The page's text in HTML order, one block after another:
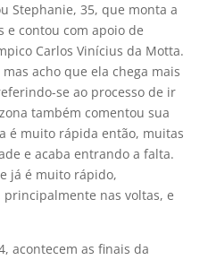
Stephanie, 35, que monta a
e contou com apoio de
Carlos Vinícius da Motta.
acho que ela chega mais
se ao processo de ir
também comentou sua
é muito rápida então, muitas
e acaba entrando a falta.
já é muito rápido,
nas voltas, e
acontecem as finais da